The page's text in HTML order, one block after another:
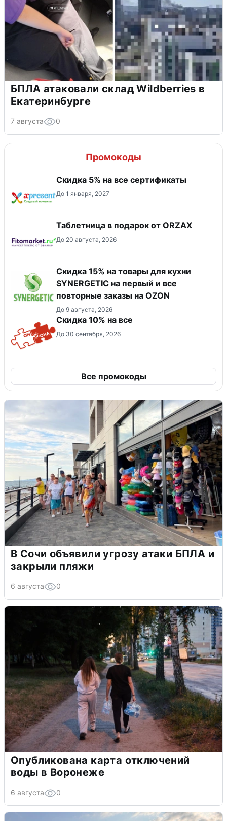
БПЛА атаковали склад Wildberries в
Екатеринбурге
7 августа 0
Промокоды
Скидка 5% на все сертификаты
До 1 января, 2027
Таблетница в подарок от ORZAX
До 20 августа, 2026
Скидка 15% на товары для кухни
SYNERGETIC на первый и все
повторные заказы на OZON
До 9 августа, 2026
Скидка 10% на все
До 30 сентября, 2026
Все промокоды
В Сочи объявили угрозу атаки БПЛА и
закрыли пляжи
6 августа 0
Опубликована карта отключений
воды в Воронеже
6 августа 0